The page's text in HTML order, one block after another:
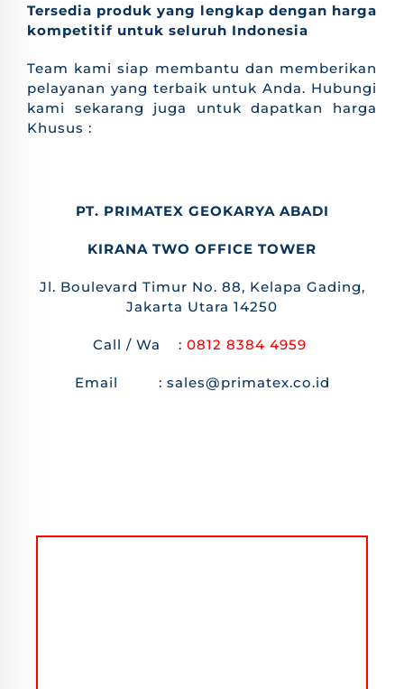
Tersedia produk yang lengkap dengan harga
kompetitif untuk seluruh Indonesia
Team kami siap membantu dan memberikan
pelayanan yang terbaik untuk Anda. Hubungi
kami sekarang juga untuk dapatkan harga
Khusus :
PT. PRIMATEX GEOKARYA ABADI
KIRANA TWO OFFICE TOWER
Jl. Boulevard Timur No. 88, Kelapa Gading,
Jakarta Utara 14250
Call / Wa : 0812 8384 4959
Email : sales@primatex.co.id